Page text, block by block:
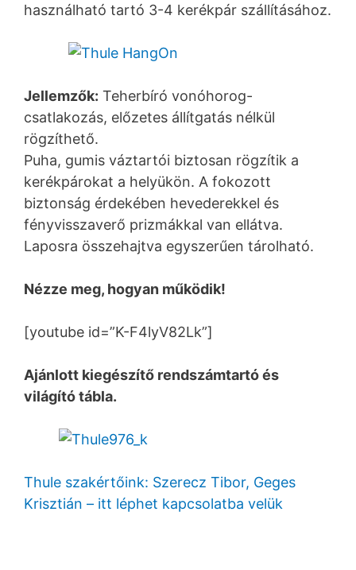
használható tartó 3-4 kerékpár szállításához.
Jellemzők: Teherbíró vonóhorog-
csatlakozás, előzetes állítgatás nélkül
rögzíthető.
Puha, gumis váztartói biztosan rögzítik a
kerékpárokat a helyükön. A fokozott
biztonság érdekében hevederekkel és
fényvisszaverő prizmákkal van ellátva.
Laposra összehajtva egyszerűen tárolható.
Nézze meg, hogyan működik!
[youtube id=”K-F4lyV82Lk”]
Ajánlott kiegészítő rendszámtartó és
világító tábla.
Thule szakértőink: Szerecz Tibor, Geges
Krisztián – itt léphet kapcsolatba velük